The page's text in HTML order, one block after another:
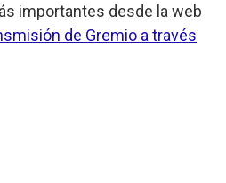
importantes desde la web
de Gremio a través